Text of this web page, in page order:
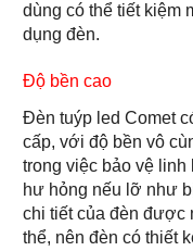
dùng có thể tiết kiệm
dụng đèn.
Độ bền cao
Đèn tuýp led Comet
cấp, với độ bền vô
trong việc bảo vệ linh
hư hỏng nếu lỡ như
chi tiết của đèn được
thể, nên đèn có thiết